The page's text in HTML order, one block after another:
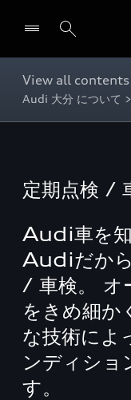
View all contents
Audi 大分 について
定期点検 /
Audi車を
Audiだか
/ 車検。 オ
をきめ細か
な技術によ
ンディショ
す。